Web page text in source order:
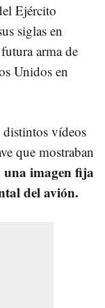
Ejército
siglas en
arma de
Unidos en
distintos vídeos
que mostraban
imagen fija
del avión.